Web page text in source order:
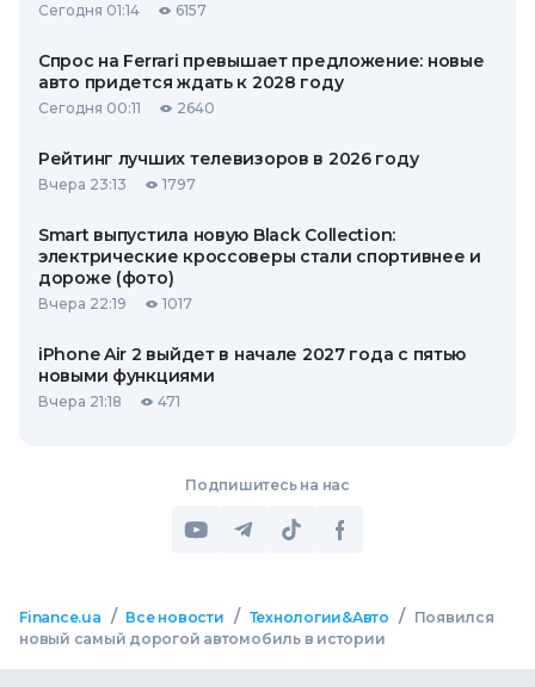
Сегодня 01:14 6157
Спрос на Ferrari превышает предложение: новые
авто придется ждать к 2028 году
Сегодня 00:11 2640
Рейтинг лучших телевизоров в 2026 году
Вчера 23:13 1797
Smart выпустила новую Black Collection:
электрические кроссоверы стали спортивнее и
дороже (фото)
Вчера 22:19 1017
iPhone Air 2 выйдет в начале 2027 года с пятью
новыми функциями
Вчера 21:18 471
Подпишитесь на нас
Finance.ua / Все новости / Технологии&Авто /
Появился
новый самый дорогой автомобиль в истории